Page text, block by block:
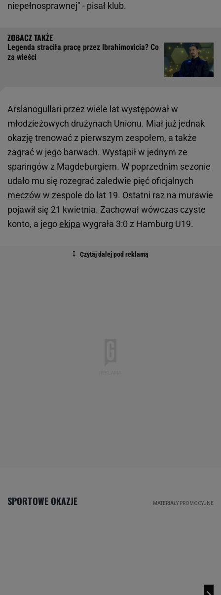
niepełnosprawnej" - pisał klub.
Legenda straciła pracę przez Ibrahimovicia? Co
za wieści
Arslanogullari przez wiele lat występował w
młodzieżowych drużynach Unionu. Miał już jednak
okazję trenować z pierwszym zespołem, a także
zagrać w jego barwach. Wystąpił w jednym ze
sparingów z Magdeburgiem. W poprzednim sezonie
udało mu się rozegrać zaledwie pięć oficjalnych
meczów w zespole do lat 19. Ostatni raz na murawie
pojawił się 21 kwietnia. Zachował wówczas czyste
konto, a jego ekipa wygrała 3:0 z Hamburg U19.